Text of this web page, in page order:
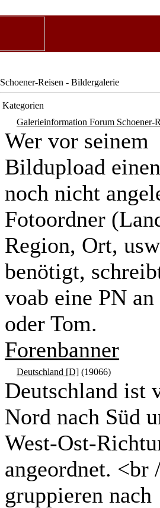
Schoener-Reisen - Bildergalerie
Kategorien
Galerieinformation Forum Schoener-
Wer vor seinem
Bildupload
noch nicht
Fotoordner
Region, Ort,
benötigt,
voab eine PN
oder Tom.
Forenbanner
Deutschland [D] (19066)
Deutschland ist
Nord nach Süd
West-Ost-
angeordnet. <br
gruppieren nach